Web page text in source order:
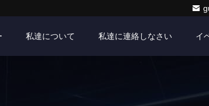
私達について 私達に連絡しなさい イ